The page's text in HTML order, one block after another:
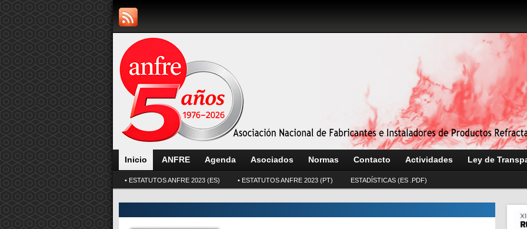
Inicio ANFRE Agenda Asociados Normas Contacto Actividades Ley de
• ESTATUTOS ANFRE 2023 (ES) • ESTATUTOS ANFRE 2023 (PT) ESTADÍSTICAS (ES .PDF)